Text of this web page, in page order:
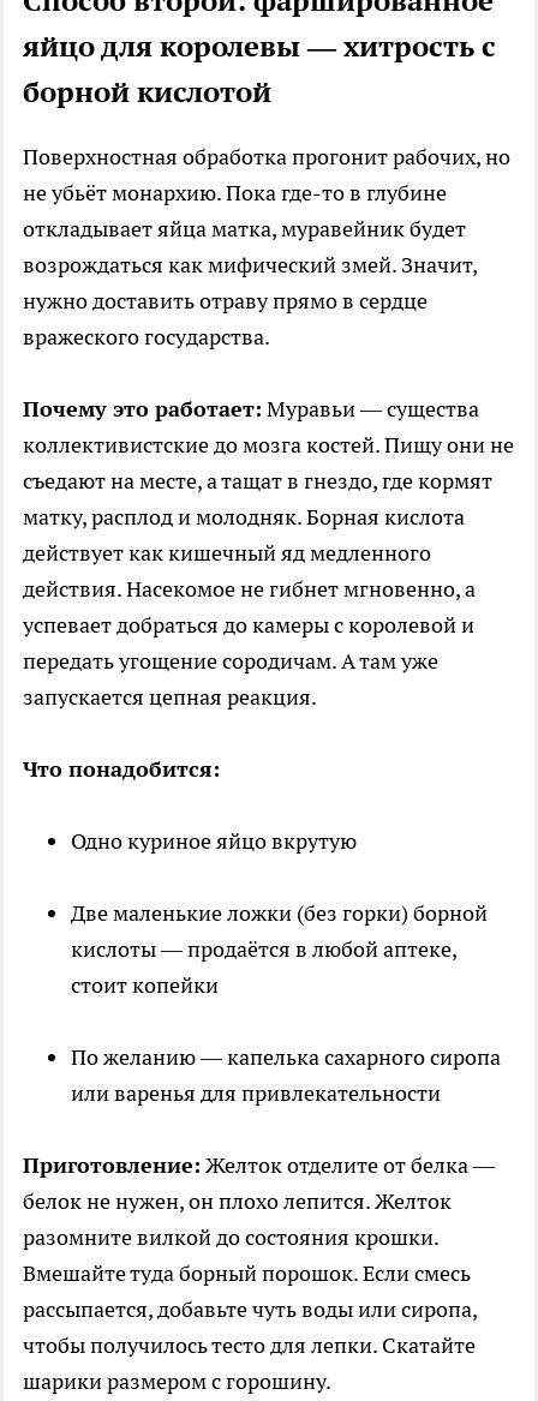
яйцо для королевы — хитрость с
борной кислотой
Поверхностная обработка прогонит рабочих, но
не убьёт монархию. Пока где-то в глубине
откладывает яйца матка, муравейник будет
возрождаться как мифический змей. Значит,
нужно доставить отраву прямо в сердце
вражеского государства.
Почему это работает: Муравьи — существа
коллективистские до мозга костей. Пищу они не
съедают на месте, а тащат в гнездо, где кормят
матку, расплод и молодняк. Борная кислота
действует как кишечный яд медленного
действия. Насекомое не гибнет мгновенно, а
успевает добраться до камеры с королевой и
передать угощение сородичам. А там уже
запускается цепная реакция.
Что понадобится:
Одно куриное яйцо вкрутую
Две маленькие ложки (без горки) борной
кислоты — продаётся в любой аптеке,
стоит копейки
По желанию — капелька сахарного сиропа
или варенья для привлекательности
Приготовление: Желток отделите от белка —
белок не нужен, он плохо лепится. Желток
разомните вилкой до состояния крошки.
Вмешайте туда борный порошок. Если смесь
рассыпается, добавьте чуть воды или сиропа,
чтобы получилось тесто для лепки. Скатайте
шарики размером с горошину.